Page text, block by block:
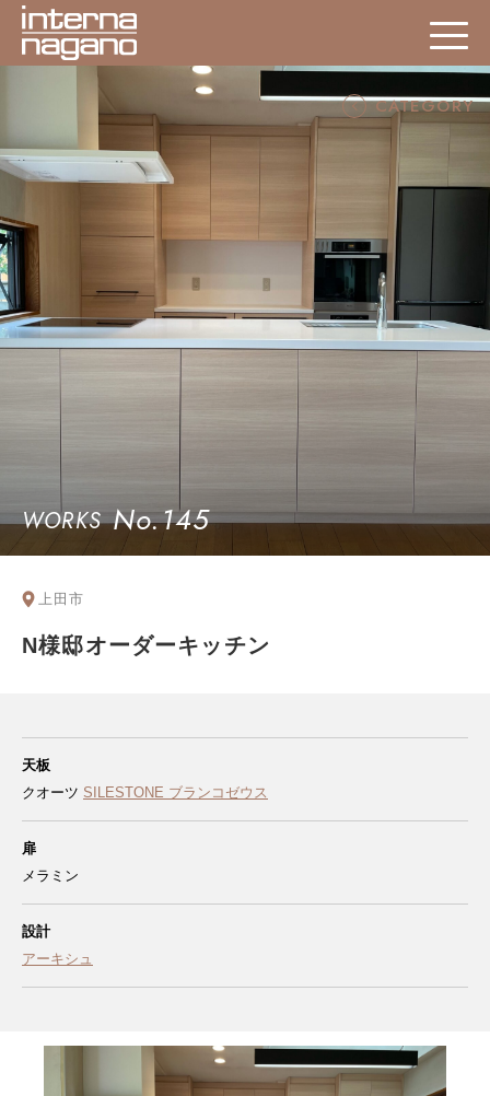
WORKS No.145
上田市
N様邸オーダーキッチン
天板
クオーツ SILESTONE ブランコゼウス
扉
メラミン
設計
アーキシュ